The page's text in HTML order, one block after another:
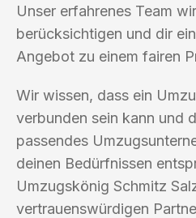
Unser erfahrenes Team
berücksichtigen und dir
Angebot zu einem fairen
Wir wissen, dass ein
verbunden sein kann und
passendes
deinen Bedürfnissen
Umzugskönig Schmitz
vertrauenswürdigen